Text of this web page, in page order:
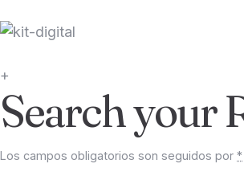
+
Search your
Los campos obligatorios son seguidos por *